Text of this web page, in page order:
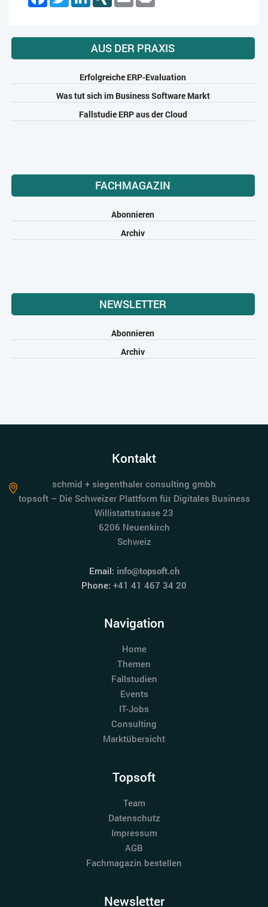
AUS DER PRAXIS
Erfolgreiche ERP-Evaluation
Was tut sich im Business Software Markt
Fallstudie ERP aus der Cloud
FACHMAGAZIN
Abonnieren
Archiv
NEWSLETTER
Abonnieren
Archiv
Kontakt
schmid + siegenthaler consulting gmbh
topsoft – Die Schweizer Plattform für Digitales Business
Willistattstrasse 23
6206 Neuenkirch
Schweiz
Email: info@topsoft.ch
Phone: +41 41 467 34 20
Navigation
Home
Themen
Fallstudien
Events
IT-Jobs
Consulting
Marktübersicht
Topsoft
Team
Datenschutz
Impressum
AGB
Fachmagazin bestellen
Newsletter